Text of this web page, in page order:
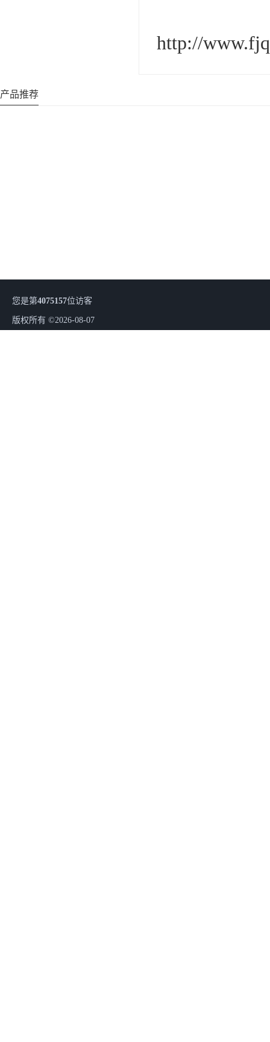
http://
产品推荐
您是第4075157位访客
版权所有 ©2026-08-07